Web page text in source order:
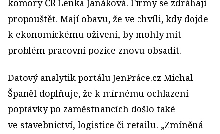
komory ČR Lenka Janáková. Firmy se zdráhají
propouštět. Mají obavu, že ve chvíli, kdy dojde
k ekonomickému oživení, by mohly mít
problém pracovní pozice znovu obsadit.
Datový analytik portálu JenPráce.cz Michal
Španěl doplňuje, že k mírnému ochlazení
poptávky po zaměstnancích došlo také
ve stavebnictví, logistice či retailu. „Zmíněná